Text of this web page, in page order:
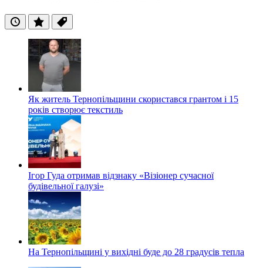
ОстанніПопулярні
Теги
Як житель Тернопільщини скористався грантом і 15
років створює текстиль
Ігор Гуда отримав відзнаку «Візіонер сучасної
будівельної галузі»
На Тернопільщині у вихідні буде до 28 градусів тепла